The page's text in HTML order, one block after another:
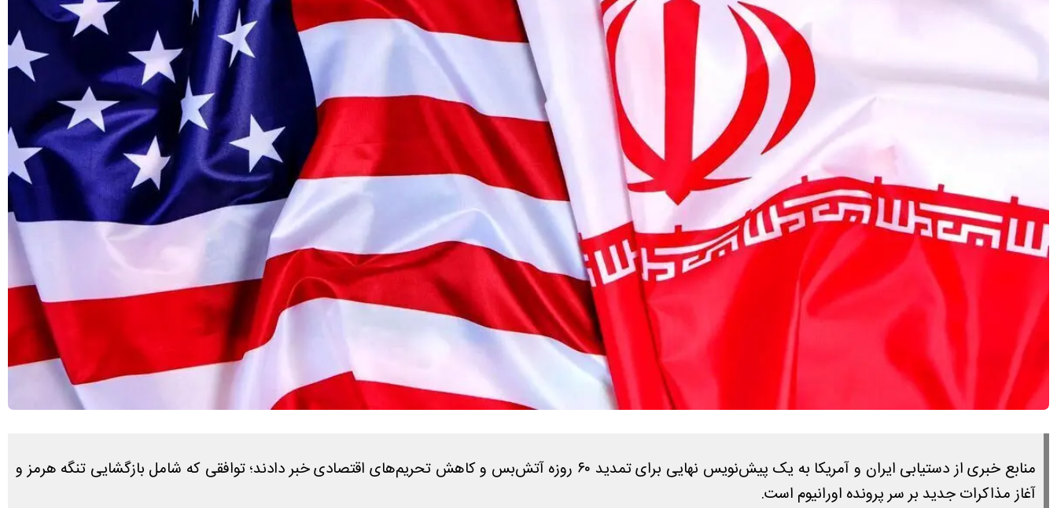
منابع خبری از دستیابی ایران و آمریکا به یک پیش‌نویس نهایی برای تمدید ۶۰ روزه آتش‌بس و کاهش تحریم‌های اقتصادی خبر دادند؛ توافقی که شامل بازگشایی تنگه هرمز و
آغاز مذاکرات جدید بر سر پرونده اورانیوم است.